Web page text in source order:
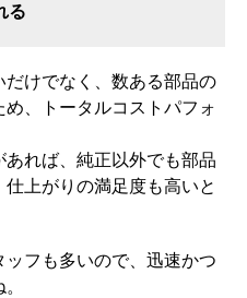
る
けでなく、数ある部品の
、トータルコストパフォ
れば、純正以外でも部品
上がりの満足度も高いと
フも多いので、迅速かつ